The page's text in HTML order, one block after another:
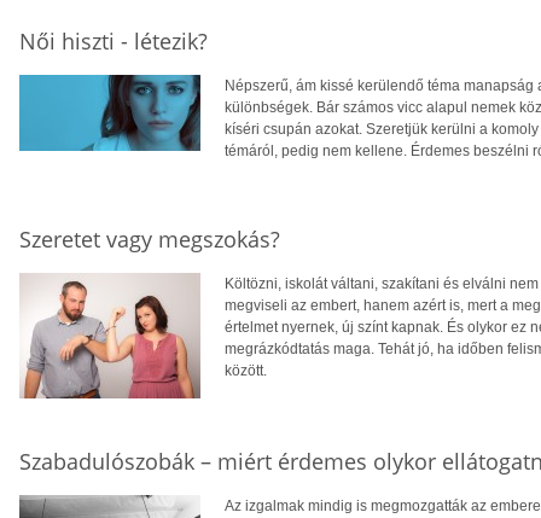
Női hiszti - létezik?
Népszerű, ám kissé kerülendő téma
különbségek. Bár számos vicc alapul nemek
kíséri csupán azokat. Szeretjük kerülni a
témáról, pedig nem kellene. Érdemes beszélni
Szeretet vagy megszokás?
Költözni, iskolát váltani, szakítani és elválni
megviseli az embert, hanem azért is, mert a
értelmet nyernek, új színt kapnak. És olykor ez
megrázkódtatás maga. Tehát jó, ha időben
között.
Szabadulószobák – miért érdemes olykor
Az izgalmak mindig is megmozgatták az